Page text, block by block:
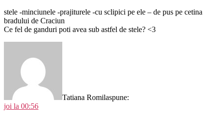
stele -minciunele -prajiturele -cu sclipici pe ele – de pus pe cetina
bradului de Craciun
Ce fel de ganduri poti avea sub astfel de stele? <3
Tatiana Romilaspune:
joi la 00:56